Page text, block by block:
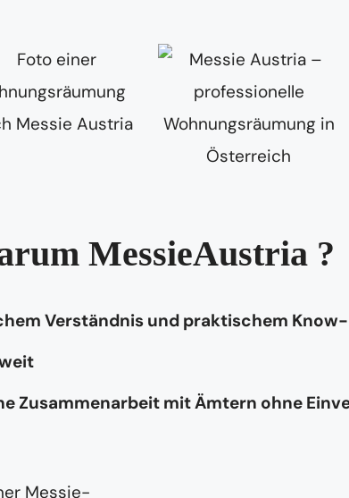
MessieAustria ?
Verständnis und praktischem
Zusammenarbeit mit Ämtern ohne